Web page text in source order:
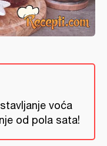
voća
od pola sata!